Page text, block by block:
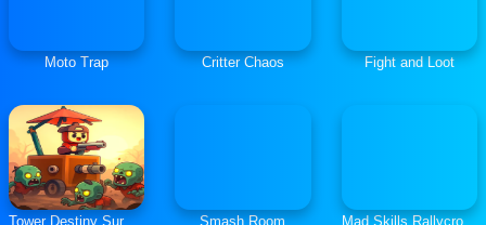
Moto Trap Critter Chaos Fight and Loot
Tower Destiny Survive Smash Room Mad Skills Rallycross